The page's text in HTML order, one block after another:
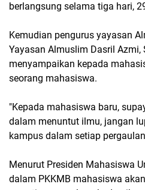
berlangsung selama tiga hari,
Kemudian pengurus yayasan
Yayasan Almuslim Dasril Azmi,
menyampaikan kepada
seorang mahasiswa.
"Kepada mahasiswa baru,
dalam menuntut ilmu, jangan
kampus dalam setiap
Menurut Presiden Mahasiswa
dalam PKKMB mahasiswa